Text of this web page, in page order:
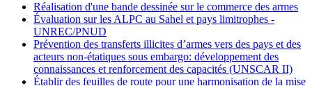
Réalisation d'une bande dessinée sur le commerce des armes
Évaluation sur les ALPC au Sahel et pays limitrophes -
UNREC/PNUD
Prévention des transferts illicites d’armes vers des pays et des
acteurs non-étatiques sous embargo: développement des
connaissances et renforcement des capacités (UNSCAR II)
Établir des feuilles de route pour une harmonisation de la mise